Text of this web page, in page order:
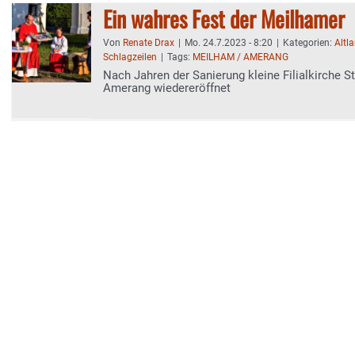
Ein wahres Fest der Meilhamer
Von Renate Drax Mo. 24.7.2023 - 8:20 Kategorien:
Schlagzeilen
Tags: MEILHAM / AMERANG
Nach Jahren der Sanierung kleine Filialkirche
Amerang wiedereröffnet